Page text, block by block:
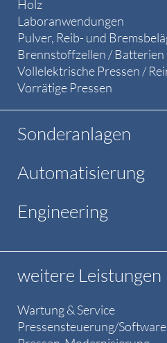
Holz
Laboranwendungen
Pulver, Reib- und
Brennstoffzellen / Batterien
Vollelektrische Pressen /
Vorrätige Pressen
Sonderanlagen
Automatisierung
Engineering
weitere Leistungen
Wartung & Service
Pressensteuerung/Software